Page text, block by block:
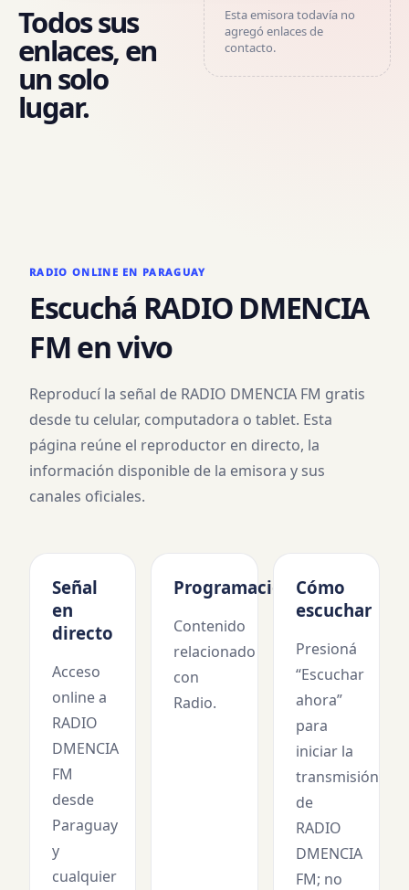
Todos sus
enlaces, en
un solo
lugar.
Esta emisora todavía no
agregó enlaces de
contacto.
RADIO ONLINE EN PARAGUAY
Escuchá RADIO DMENCIA
FMen vivo
Reproducí la señal de RADIO DMENCIA FM gratis
desde tu celular, computadora o tablet. Esta
página reúne el reproductor en directo, la
información disponible de la emisora y sus
canales oficiales.
Señal
en
directo
Acceso
online a
RADIO
DMENCIA
FM
desde
Paraguay
y
cualquier
Programación
Contenido
relacionado
con
Radio.
Cómo
escuchar
Presioná
“Escuchar
ahora”
para
iniciar la
transmisión
de
RADIO
DMENCIA
FM; no